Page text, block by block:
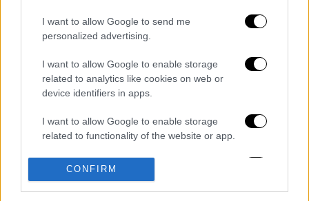
I want to allow Google to send me
personalized advertising.
I want to allow Google to enable storage
related to analytics like cookies on web or
device identifiers in apps.
I want to allow Google to enable storage
related to functionality of the website or app.
I want to allow Google to enable storage
related to personalization.
CONFIRM
O στρατηγός ήταν σχιζοφρενής, εμμονικός,
πλησίαζε τα 75 όταν τον αντάμωσε η δόξα –
Εκείνος που άλλαξε την πορεία της
Ελισάβετ Κωνσταντινίδου στο ethnos.gr:
«Κάθε πόλεμος είναι ένας εμφύλιος, όλοι
είμαστε αδέλφια»
Στον εισαγγελέα ο ιδιοκτήτης του beach
bar για τον θάνατο του 4χρονου στην Πάρο -
ναυαγοσώστη